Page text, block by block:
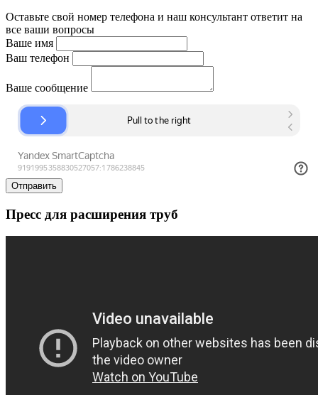
Оставьте свой номер телефона и наш консультант ответит на
все ваши вопросы
Ваше имя
Ваш телефон
Ваше сообщение
Отправить
Пресс для расширения труб